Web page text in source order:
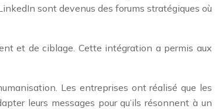
sont devenus des forums stratégiques où
et de ciblage. Cette intégration a permis aux
Les entreprises ont réalisé que les
leurs messages pour qu’ils résonnent à un